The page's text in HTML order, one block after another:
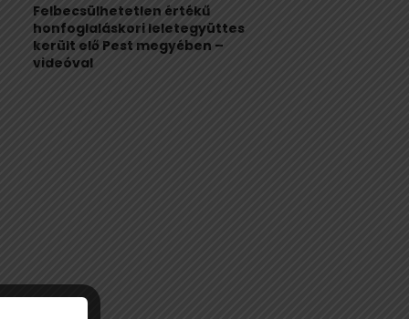
Felbecsülhetetlen értékű
honfoglaláskori leletegyüttes
került elő Pest megyében –
videóval